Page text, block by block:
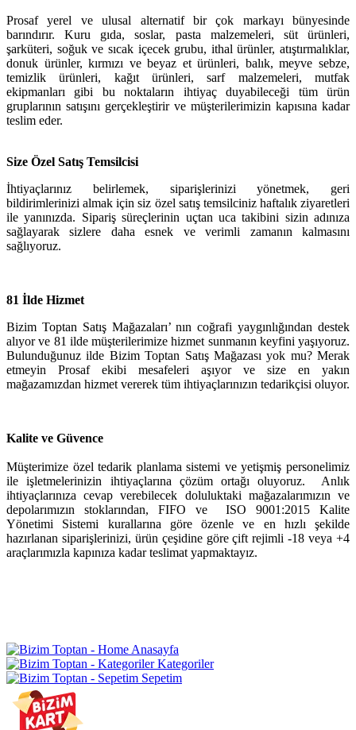
Prosaf yerel ve ulusal alternatif bir çok markayı bünyesinde
barındırır. Kuru gıda, soslar, pasta malzemeleri, süt ürünleri,
şarküteri, soğuk ve sıcak içecek grubu, ithal ürünler, atıştırmalıklar,
donuk ürünler, kırmızı ve beyaz et ürünleri, balık, meyve sebze,
temizlik ürünleri, kağıt ürünleri, sarf malzemeleri, mutfak
ekipmanları gibi bu noktaların ihtiyaç duyabileceği tüm ürün
gruplarının satışını gerçekleştirir ve müşterilerimizin kapısına kadar
teslim eder.
Size Özel Satış Temsilcisi
İhtiyaçlarınız belirlemek, siparişlerinizi yönetmek, geri
bildirimlerinizi almak için siz özel satış temsilciniz haftalık ziyaretleri
ile yanınızda. Sipariş süreçlerinin uçtan uca takibini sizin adınıza
sağlayarak sizlere daha esnek ve verimli zamanın kalmasını
sağlıyoruz.
81 İlde Hizmet
Bizim Toptan Satış Mağazaları’ nın coğrafi yaygınlığından destek
alıyor ve 81 ilde müşterilerimize hizmet sunmanın keyfini yaşıyoruz.
Bulunduğunuz ilde Bizim Toptan Satış Mağazası yok mu? Merak
etmeyin Prosaf ekibi mesafeleri aşıyor ve size en yakın
mağazamızdan hizmet vererek tüm ihtiyaçlarınızın tedarikçisi oluyor.
Kalite ve Güvence
Müşterimize özel tedarik planlama sistemi ve yetişmiş personelimiz
ile işletmelerinizin ihtiyaçlarına çözüm ortağı oluyoruz. Anlık
ihtiyaçlarınıza cevap verebilecek doluluktaki mağazalarımızın ve
depolarımızın stoklarından, FIFO veISO 9001:2015Kalite
Yönetimi Sistemi kurallarına göre özenle ve en hızlı şekilde
hazırlanan siparişlerinizi, ürün çeşidine göre çift rejimli -18 veya +4
araçlarımızla kapınıza kadar teslimat yapmaktayız.
Anasayfa
Kategoriler
Sepetim